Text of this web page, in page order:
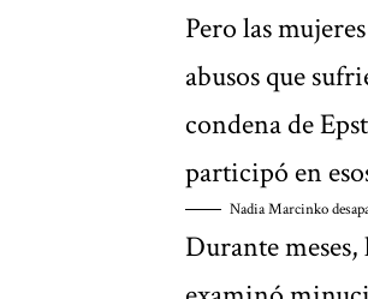
Pero las
abusos que
condena de
participó en
Nadia Marcinko
Durante